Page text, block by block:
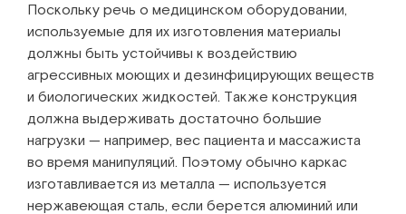
Поскольку речь о медицинском оборудовании,
используемые для их изготовления материалы
должны быть устойчивы к воздействию
агрессивных моющих и дезинфицирующих веществ
и биологических жидкостей. Также конструкция
должна выдерживать достаточно большие
нагрузки — например, вес пациента и массажиста
во время манипуляций. Поэтому обычно каркас
изготавливается из металла — используется
нержавеющая сталь, если берется алюминий или